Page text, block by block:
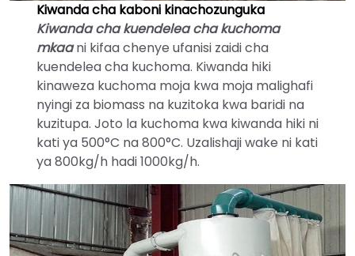
Kiwanda cha kaboni kinachozunguka
Kiwanda cha kuendelea cha kuchoma
mkaani kifaa chenye ufanisi zaidi cha
kuendelea cha kuchoma. Kiwanda hiki
kinaweza kuchoma moja kwa moja malighafi
nyingi za biomass na kuzitoka kwa baridi na
kuzitupa. Joto la kuchoma kwa kiwanda hiki ni
kati ya 500°C na 800°C. Uzalishaji wake ni kati
ya 800kg/h hadi 1000kg/h.